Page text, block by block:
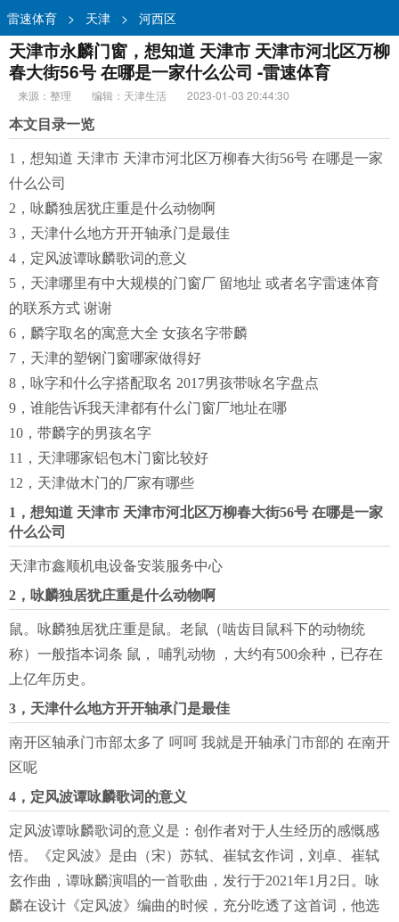
雷速体育 > 天津 > 河西区
天津市永麟门窗，想知道 天津市 天津市河北区万柳
春大街56号 在哪是一家什么公司 -雷速体育
来源：整理 编辑：天津生活
2023-01-03 20:44:30
本文目录一览
1，想知道 天津市 天津市河北区万柳春大街56号 在哪是一家
什么公司
2，咏麟独居犹庄重是什么动物啊
3，天津什么地方开开轴承门是最佳
4，定风波谭咏麟歌词的意义
5，天津哪里有中大规模的门窗厂 留地址 或者名字雷速体育
的联系方式 谢谢
6，麟字取名的寓意大全 女孩名字带麟
7，天津的塑钢门窗哪家做得好
8，咏字和什么字搭配取名 2017男孩带咏名字盘点
9，谁能告诉我天津都有什么门窗厂地址在哪
10，带麟字的男孩名字
11，天津哪家铝包木门窗比较好
12，天津做木门的厂家有哪些
1，想知道 天津市 天津市河北区万柳春大街56号 在哪是一家
什么公司
天津市鑫顺机电设备安装服务中心
2，咏麟独居犹庄重是什么动物啊
鼠。咏麟独居犹庄重是鼠。老鼠（啮齿目鼠科下的动物统
称）一般指本词条 鼠， 哺乳动物 ，大约有500余种，已存在
上亿年历史。
3，天津什么地方开开轴承门是最佳
南开区轴承门市部太多了 呵呵 我就是开轴承门市部的 在南开
区呢
4，定风波谭咏麟歌词的意义
定风波谭咏麟歌词的意义是：创作者对于人生经历的感慨感
悟。《定风波》是由（宋）苏轼、崔轼玄作词，刘卓、崔轼
玄作曲，谭咏麟演唱的一首歌曲，发行于2021年1月2日。咏
麟在设计《定风波》编曲的时候，充分吃透了这首词，他选